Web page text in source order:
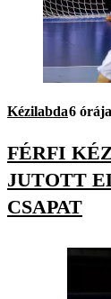
Kézilabda6 órája
FÉRFI
JUTOTT
CSAPAT